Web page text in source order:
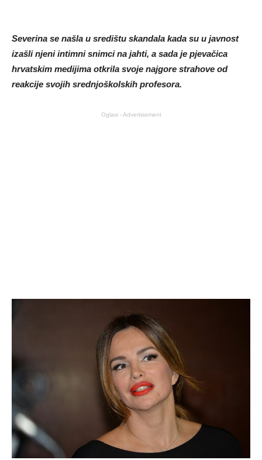
Severina se našla u središtu skandala kada su u javnost
izašli njeni intimni snimci na jahti, a sada je pjevačica
hrvatskim medijima otkrila svoje najgore strahove od
reakcije svojih srednjoškolskih profesora.
Oglasi - Advertisement